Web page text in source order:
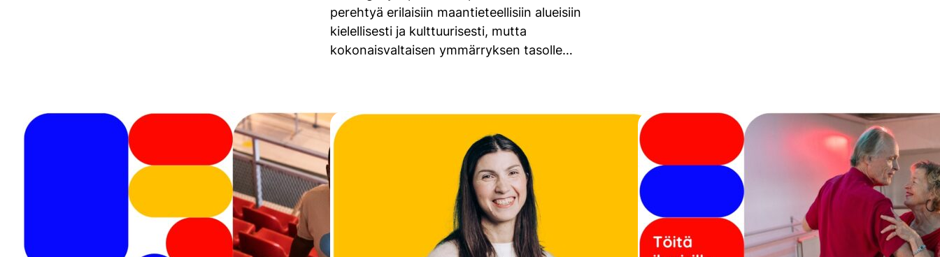
perehtyä erilaisiin maantieteellisiin alueisiin
kielellisesti ja kulttuurisesti, mutta
kokonaisvaltaisen ymmärryksen tasolle…